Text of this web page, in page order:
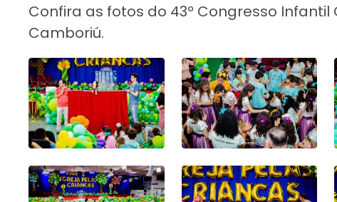
Confira as fotos do 43º Congresso Infantil
Camboriú.